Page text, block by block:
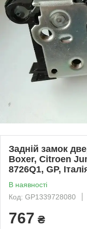
Задній замок
Boxer, Citroen
8726Q1, GP,
В наявності
Код: GP1339728080
767 ₴